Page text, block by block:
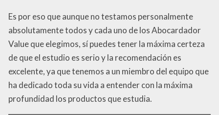
Es por eso que aunque no testamos personalmente
absolutamente todos y cada uno de los Abocardador
Value que elegimos, sí puedes tener la máxima certeza
de que el estudio es serio y la recomendación es
excelente, ya que tenemos a un miembro del equipo que
ha dedicado toda su vida a entender con la máxima
profundidad los productos que estudia.